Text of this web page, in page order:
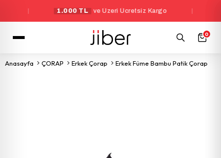
1.000 TL ve Üzeri Ücretsiz Kargo
0
Anasayfa ÇORAP Erkek Çorap Erkek Füme Bambu Patik Çorap